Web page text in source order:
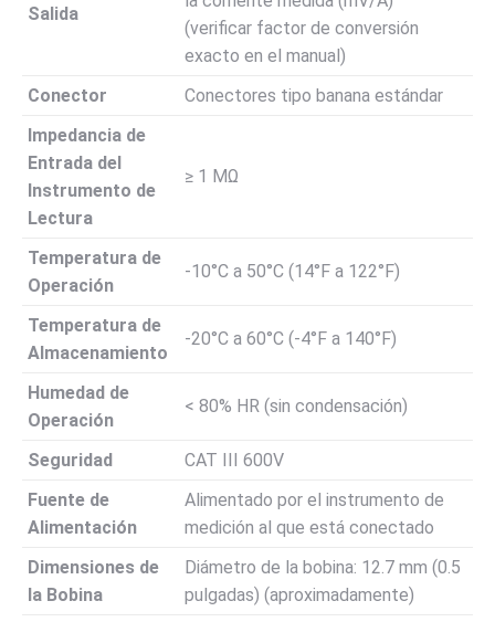
Salida
(verificar factor de conversión
exacto en el manual)
Conector
Conectores tipo banana estándar
Impedancia de
Entrada del
Instrumento de
Lectura
≥ 1 MΩ
Temperatura de
Operación
-10°C a 50°C (14°F a 122°F)
Temperatura de
Almacenamiento
-20°C a 60°C (-4°F a 140°F)
Humedad de
Operación
< 80% HR (sin condensación)
Seguridad
CAT III 600V
Fuente de
Alimentación
Alimentado por el instrumento de
medición al que está conectado
Dimensiones de
la Bobina
Diámetro de la bobina: 12.7 mm (0.5
pulgadas) (aproximadamente)